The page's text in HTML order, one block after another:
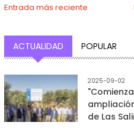
Entrada más reciente
ACTUALIDAD POPULAR
2025-09-02
de Las